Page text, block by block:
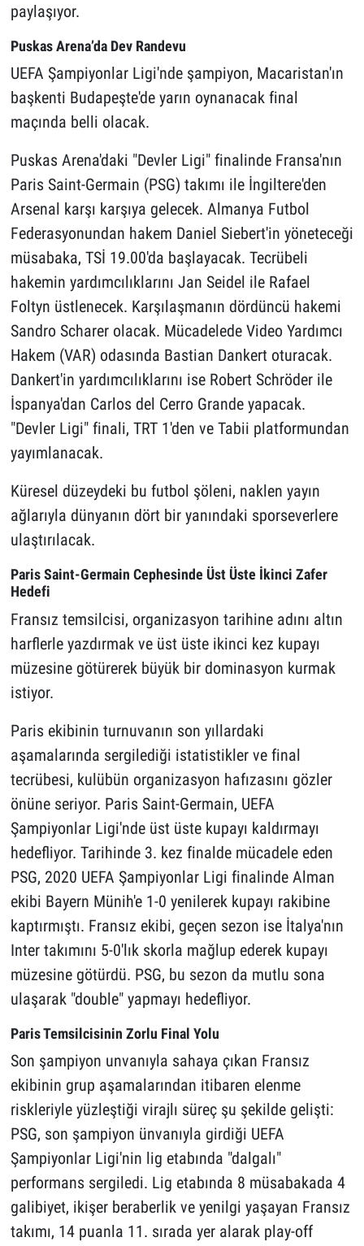
paylaşıyor.
Puskas Arena’da Dev Randevu
UEFA Şampiyonlar Ligi'nde şampiyon, Macaristan'ın
başkenti Budapeşte'de yarın oynanacak final
maçında belli olacak.
Puskas Arena'daki "Devler Ligi" finalinde Fransa'nın
Paris Saint-Germain (PSG) takımı ile İngiltere'den
Arsenal karşı karşıya gelecek. Almanya Futbol
Federasyonundan hakem Daniel Siebert'in yöneteceği
müsabaka, TSİ 19.00'da başlayacak. Tecrübeli
hakemin yardımcılıklarını Jan Seidel ile Rafael
Foltyn üstlenecek. Karşılaşmanın dördüncü hakemi
Sandro Scharer olacak. Mücadelede Video Yardımcı
Hakem (VAR) odasında Bastian Dankert oturacak.
Dankert'in yardımcılıklarını ise Robert Schröder ile
İspanya'dan Carlos del Cerro Grande yapacak.
"Devler Ligi" finali, TRT 1'den ve Tabii platformundan
yayımlanacak.
Küresel düzeydeki bu futbol şöleni, naklen yayın
ağlarıyla dünyanın dört bir yanındaki sporseverlere
ulaştırılacak.
Paris Saint-Germain Cephesinde Üst Üste İkinci Zafer
Hedefi
Fransız temsilcisi, organizasyon tarihine adını altın
harflerle yazdırmak ve üst üste ikinci kez kupayı
müzesine götürerek büyük bir dominasyon kurmak
istiyor.
Paris ekibinin turnuvanın son yıllardaki
aşamalarında sergilediği istatistikler ve final
tecrübesi, kulübün organizasyon hafızasını gözler
önüne seriyor. Paris Saint-Germain, UEFA
Şampiyonlar Ligi'nde üst üste kupayı kaldırmayı
hedefliyor. Tarihinde 3. kez finalde mücadele eden
PSG, 2020 UEFA Şampiyonlar Ligi finalinde Alman
ekibi Bayern Münih'e 1-0 yenilerek kupayı rakibine
kaptırmıştı. Fransız ekibi, geçen sezon ise İtalya'nın
Inter takımını 5-0'lık skorla mağlup ederek kupayı
müzesine götürdü. PSG, bu sezon da mutlu sona
ulaşarak "double" yapmayı hedefliyor.
Paris Temsilcisinin Zorlu Final Yolu
Son şampiyon unvanıyla sahaya çıkan Fransız
ekibinin grup aşamalarından itibaren elenme
riskleriyle yüzleştiği virajlı süreç şu şekilde gelişti:
PSG, son şampiyon ünvanıyla girdiği UEFA
Şampiyonlar Ligi'nin lig etabında "dalgalı"
performans sergiledi. Lig etabında 8 müsabakada 4
galibiyet, ikişer beraberlik ve yenilgi yaşayan Fransız
takımı, 14 puanla 11. sırada yer alarak play-off